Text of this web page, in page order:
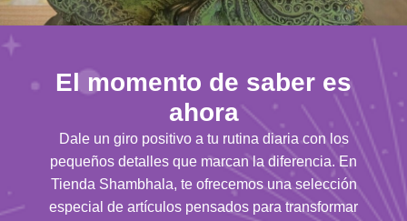
El momento de saber es
ahora
Dale un giro positivo a tu rutina diaria con los
pequeños detalles que marcan la diferencia. En
Tienda Shambhala, te ofrecemos una selección
especial de artículos pensados para transformar